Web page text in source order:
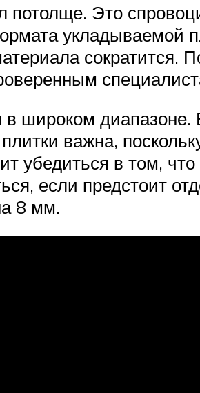
потолще. Это
укладываемой
сократится.
широком
важна,
убедиться в том,
если предстоит
8 мм.